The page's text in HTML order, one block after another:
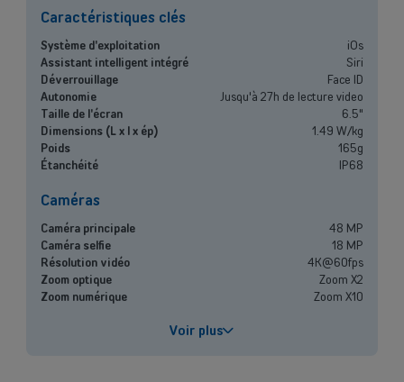
Découvrir nos services
Grandes entreprises
Vous cherchez des solutions pour les grandes entreprises ? Laissez-
vous conseiller par l'un de nos experts commerciaux lors d'un rendez-
Caractéristiques clés
Système d'exploitation
iOs
Assistant intelligent intégré
Siri
Déverrouillage
Face ID
Autonomie
Jusqu'à 27h de lecture video
Taille de l'écran
6.5"
Dimensions (L x l x ép)
1.49 W/kg
Poids
165g
Étanchéité
IP68
Caméras
Caméra principale
48 MP
Caméra selfie
18 MP
Résolution vidéo
4K@60fps
Zoom optique
Zoom X2
Zoom numérique
Zoom X10
Voir plus